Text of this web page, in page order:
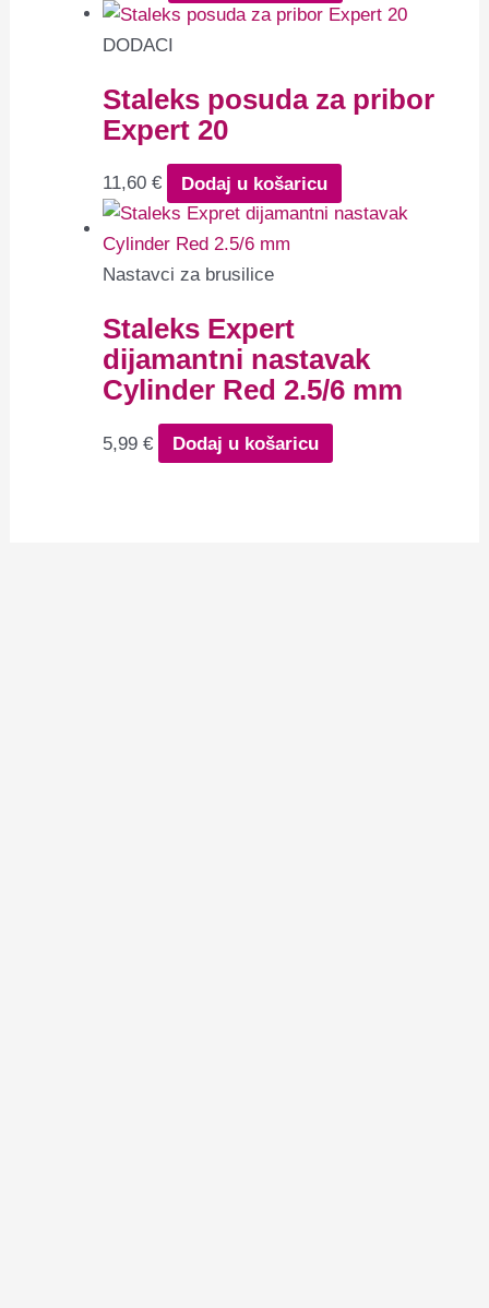
DODACI
Staleks posuda za pribor
Expert 20
11,60€ Dodaj u košaricu
Nastavci za brusilice
Staleks Expert
dijamantni nastavak
Cylinder Red 2.5/6 mm
5,99€ Dodaj u košaricu